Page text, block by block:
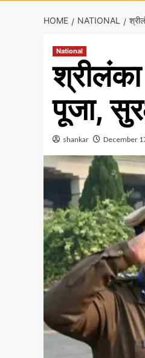
HOME NATIONAL
National
श्रीलंका
पूजा,
shankar December